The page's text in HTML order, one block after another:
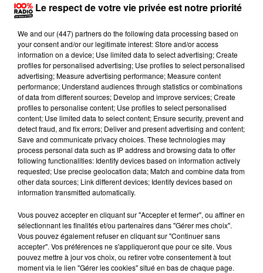
Lecture (4 min 21 sec)
100%
100% Radio les infos du Tarn et Garonne
27 novembre 2024 - 4 min 21 sec
LES INFOS DU TARN ET GARONNE DU
27/11/2024 À 08H59
Le respect de votre vie privée est notre priorité
We and our (447) partnersdo the following data processing based on
your consent and/or our legitimate interest: Store and/or access
information on a device; Use limited data to select advertising; Create
profiles for personalised advertising; Use profiles to select personalised
advertising; Measure advertising performance; Measure content
performance; Understand audiences through statistics or combinations
of data from different sources; Develop and improve services; Create
profiles to personalise content; Use profiles to select personalised
content; Use limited data to select content; Ensure security, prevent and
detect fraud, and fix errors; Deliver and present advertising and content;
Save and communicate privacy choices. These technologies may
process personal data such as IP address and browsing data to offer
following functionalities: Identify devices based on information actively
requested; Use precise geolocation data; Match and combine data from
other data sources; Link different devices; Identify devices based on
information transmitted automatically.
Vous pouvez accepter en cliquant sur "Accepter et fermer", ou affiner en
sélectionnant les finalités et/ou partenaires dans "Gérer mes choix".
Vous pouvez également refuser en cliquant sur "Continuer sans
accepter". Vos préférences ne s'appliqueront que pour ce site. Vous
pouvez mettre à jour vos choix, ou retirer votre consentement à tout
moment via le lien "Gérer les cookies" situé en bas de chaque page.